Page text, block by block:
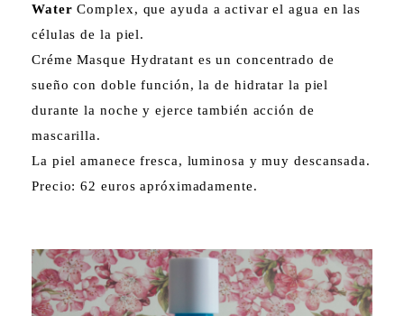
Water Complex, que ayuda a activar el agua en las
células de la piel.
Créme Masque Hydratant es un concentrado de
sueño con doble función, la de hidratar la piel
durante la noche y ejerce también acción de
mascarilla.
La piel amanece fresca, luminosa y muy descansada.
Precio: 62 euros apróximadamente.